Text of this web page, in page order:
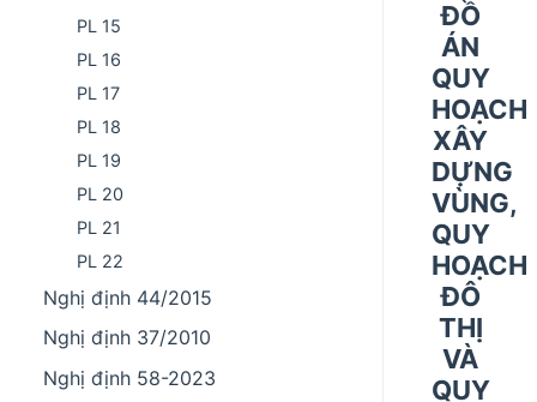
PL 15
PL 16
PL 17
PL 18
PL 19
PL 20
PL 21
PL 22
Nghị định 44/2015
Nghị định 37/2010
Nghị định 58-2023
ĐỒ
ÁN
QUY
HOẠCH
XÂY
DỰNG
VÙNG,
QUY
HOẠCH
ĐÔ
THỊ
VÀ
QUY